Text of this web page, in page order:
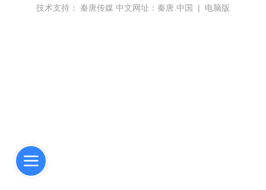
技术支持： 秦唐传媒 中文网址：秦唐.中国 | 电脑版